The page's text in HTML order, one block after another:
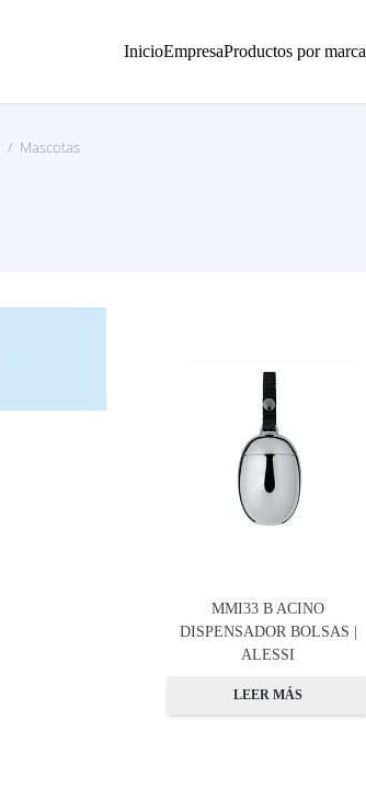
InicioEmpresaProductos por marca
/ Mascotas
MMI33 B ACINO
DISPENSADOR BOLSAS |
ALESSI
LEER MÁS